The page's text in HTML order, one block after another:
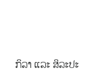
ກິລາ ແລະ ສິລະປະ